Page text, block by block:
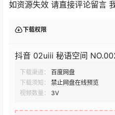
如资源失效 请直接评论留言
下载权限
抖音 02uiii 秘语空间
下载渠道：
百度网盘
下载须知：
禁止网盘在线预览
视频数量：
3V